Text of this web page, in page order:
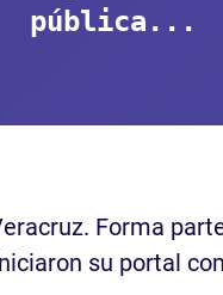
pública...
Forma
su portal